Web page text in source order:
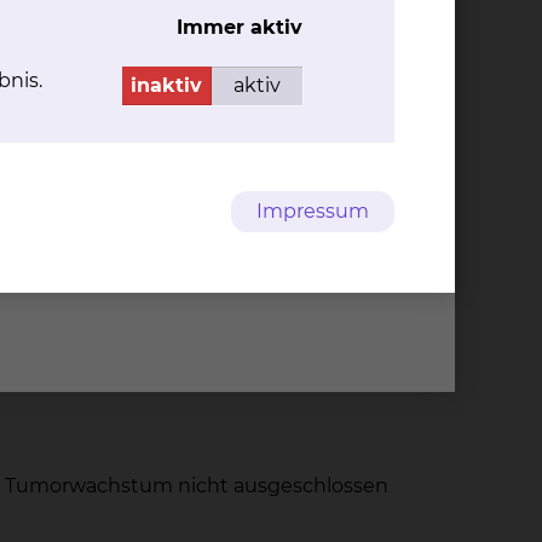
(IZB) gegründet. Dieses Zentrum fasst
einzelnen Fachdisziplinen für die
ist es notwendig, weitergehende
einzusetzen.
nicht ausgeschlossen
Immer aktiv
inaktiv aktiv
Impressum